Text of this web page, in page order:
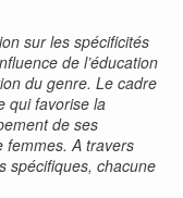
sur les spécificités
de l’éducation
du genre. Le cadre
qui favorise la
de ses
femmes. A travers
spécifiques, chacune